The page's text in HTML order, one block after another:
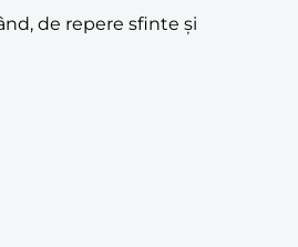
de repere sfinte și